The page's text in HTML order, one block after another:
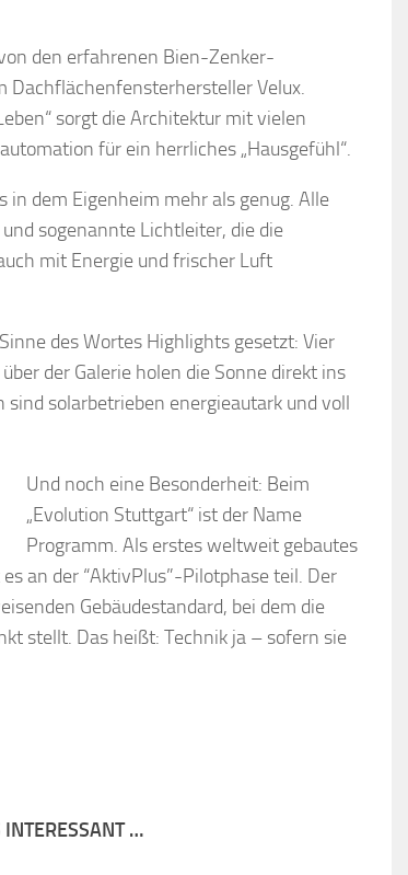
den erfahrenen Bien-Zenker-
Velux.
sorgt die Architektur mit vielen
für ein herrliches „Hausgefühl“.
in dem Eigenheim mehr als genug. Alle
sogenannte Lichtleiter, die die
mit Energie und frischer Luft
des Wortes Highlights gesetzt: Vier
der Galerie holen die Sonne direkt ins
sind solarbetrieben energieautark und voll
Und noch eine Besonderheit: Beim
„Evolution Stuttgart“ ist der Name
Programm. Als erstes weltweit gebautes
an der “AktivPlus”-Pilotphase teil. Der
Gebäudestandard, bei dem die
stellt. Das heißt: Technik ja – sofern sie
INTERESSANT …